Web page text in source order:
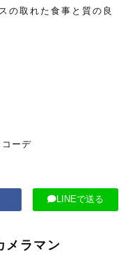
の取れた食事と質の良
ーデ
LINEで送る
メラマン